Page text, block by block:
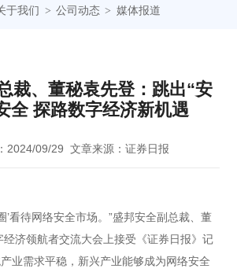
于我们 > 公司动态 > 媒体报道
裁、董秘袁先登：跳出“安
全 探路数字经济新机遇
2024/09/29 文章来源：证券日报
’看待网络安全市场。”盛邦安全副总裁、董
济领航者交流大会上接受《证券日报》记
业需求平稳，新兴产业能够成为网络安全